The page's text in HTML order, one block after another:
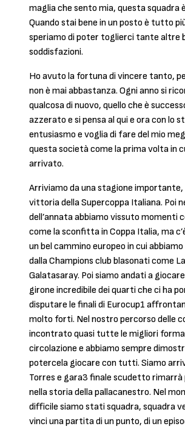
maglia che sento mia, questa squadra
Quando stai bene in un posto è tutto
speriamo di poter toglierci tante altre
soddisfazioni.
Ho avuto la fortuna di vincere tanto,
non è mai abbastanza. Ogni anno si
qualcosa di nuovo, quello che è
azzerato e si pensa al qui e ora con lo
entusiasmo e voglia di fare del mio
questa società come la prima volta in
arrivato.
Arriviamo da una stagione
vittoria della Supercoppa Italiana. Poi
dell’annata abbiamo vissuto momenti
come la sconfitta in Coppa Italia, ma
un bel cammino europeo in cui
dalla Champions club blasonati come
Galatasaray. Poi siamo andati a
girone incredibile dei quarti che ci ha
disputare le finali di Eurocup1
molto forti. Nel nostro percorso delle
incontrato quasi tutte le migliori
circolazione e abbiamo sempre
potercela giocare con tutti. Siamo
Torres e gara3 finale scudetto rimarrà
nella storia della pallacanestro. Nel
difficile siamo stati squadra, squadra
vinci una partita di un punto, di un